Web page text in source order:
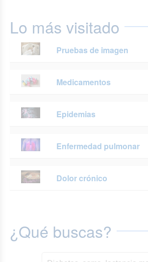
Lo más visitado
Pruebas de imagen
Medicamentos
Epidemias
Enfermedad pulmonar
Dolor crónico
¿Qué buscas?